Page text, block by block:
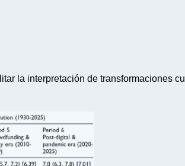
la interpretación de transformaciones